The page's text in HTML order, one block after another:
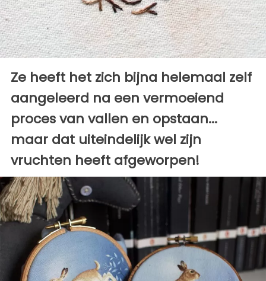
Ze heeft het zich bijna helemaal zelf
aangeleerd na een vermoeiend
proces van vallen en opstaan...
maar dat uiteindelijk wel zijn
vruchten heeft afgeworpen!